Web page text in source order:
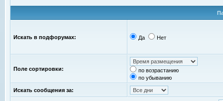
Искать в подфорумах: Да Нет
Поле сортировки:
по возрастанию
по убыванию
Искать сообщения за: